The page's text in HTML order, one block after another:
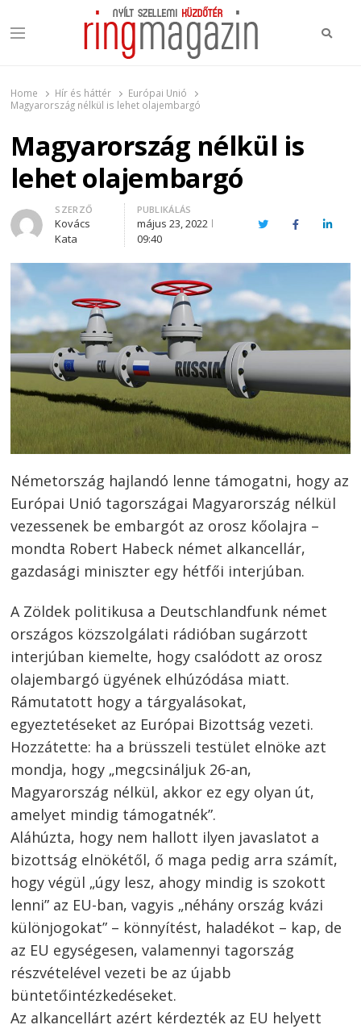
Menu
Home Hír és háttér
Európai Unió
Magyarország nélkül is lehet olajembargó
Magyarország nélkül is
lehet olajembargó
Author
SZERZŐ
Kovács
Kata
PUBLIKÁLÁS
május 23, 2022
09:40
TwitterFacebook
Németország hajlandó lenne támogatni, hogy az
Európai Unió tagországai Magyarország nélkül
vezessenek be embargót az orosz kőolajra –
mondta Robert Habeck német alkancellár,
gazdasági miniszter egy hétfői interjúban.
A Zöldek politikusa a Deutschlandfunk német
országos közszolgálati rádióban sugárzott
interjúban kiemelte, hogy csalódott az orosz
olajembargó ügyének elhúzódása miatt.
Rámutatott hogy a tárgyalásokat,
egyeztetéseket az Európai Bizottság vezeti.
Hozzátette: ha a brüsszeli testület elnöke azt
mondja, hogy „megcsináljuk 26-an,
Magyarország nélkül, akkor ez egy olyan út,
amelyet mindig támogatnék”.
Aláhúzta, hogy nem hallott ilyen javaslatot a
bizottság elnökétől, ő maga pedig arra számít,
hogy végül „úgy lesz, ahogy mindig is szokott
lenni” az EU-ban, vagyis „néhány ország kvázi
különjogokat” – könnyítést, haladékot – kap, de
az EU egységesen, valamennyi tagország
részvételével vezeti be az újabb
büntetőintézkedéseket.
Az alkancellárt azért kérdezték az EU helyett